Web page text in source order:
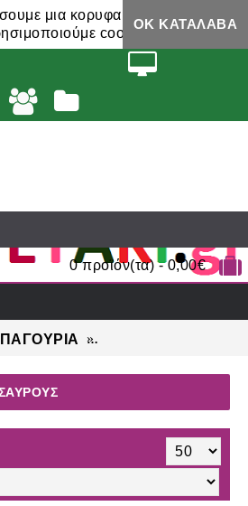
μια κορυφαία εμπειρία,
cookies.
ΟΚ ΚΑΤΆΛΑΒΑ
0 προϊόν(τα) - 0,00€